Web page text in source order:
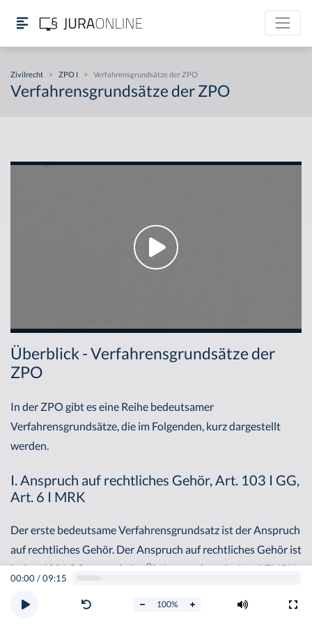
Zivilrecht > ZPO I > Verfahrensgrundsätze der ZPO
Verfahrensgrundsätze der ZPO
00:00/09:15
100%
Überblick - Verfahrensgrundsätze der
ZPO
In der ZPO gibt es eine Reihe bedeutsamer
Verfahrensgrundsätze, die im Folgenden, kurz dargestellt
werden.
I. Anspruch auf rechtliches Gehör, Art. 103 I GG,
Art. 6 I MRK
Der erste bedeutsame Verfahrensgrundsatz ist der Anspruch
auf rechtliches Gehör. Der Anspruch auf rechtliches Gehör ist
in Art. 103 I GG geregelt. Im Übrigen steht er in Art. 6 EMRK.
Gelegenheit zu geben, sich vor einer gerichtlichen